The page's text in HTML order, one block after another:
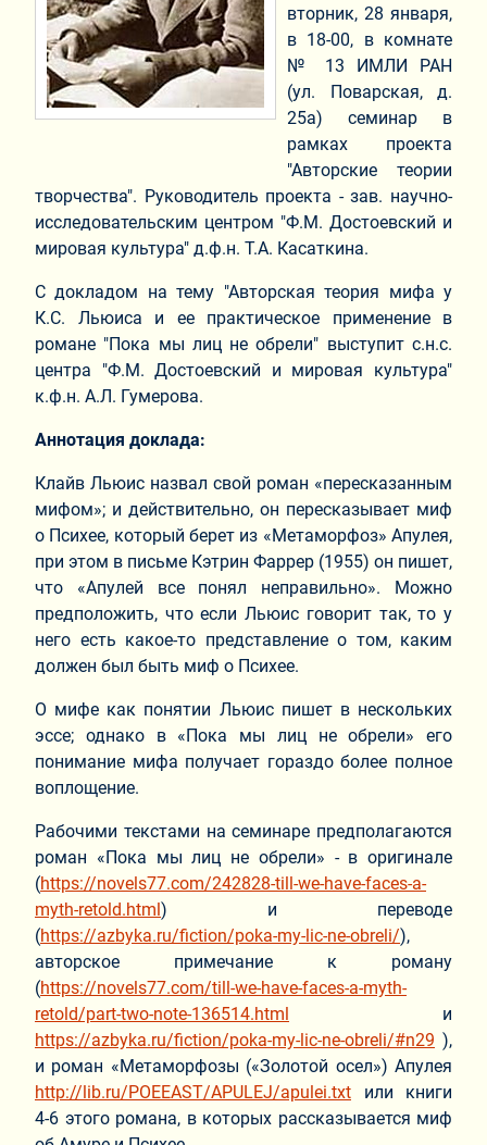
вторник, 28 января,
в 18-00, в комнате
№ 13 ИМЛИ РАН
(ул. Поварская, д.
25а) семинар в
рамках проекта
"Авторские теории
творчества". Руководитель проекта - зав. научно-
исследовательским центром "Ф.М. Достоевский и
мировая культура" д.ф.н. Т.А. Касаткина.
С докладом на тему "Авторская теория мифа у
К.С. Льюиса и ее практическое применение в
романе "Пока мы лиц не обрели" выступит с.н.с.
центра "Ф.М. Достоевский и мировая культура"
к.ф.н. А.Л. Гумерова.
Аннотация доклада:
Клайв Льюис назвал свой роман «пересказанным
мифом»; и действительно, он пересказывает миф
о Психее, который берет из «Метаморфоз» Апулея,
при этом в письме Кэтрин Фаррер (1955) он пишет,
что «Апулей все понял неправильно». Можно
предположить, что если Льюис говорит так, то у
него есть какое-то представление о том, каким
должен был быть миф о Психее.
О мифе как понятии Льюис пишет в нескольких
эссе; однако в «Пока мы лиц не обрели» его
понимание мифа получает гораздо более полное
воплощение.
Рабочими текстами на семинаре предполагаются
роман «Пока мы лиц не обрели» - в оригинале
(https://novels77.com/242828-till-we-have-faces-a-
myth-retold.html ) и переводе
(https://azbyka.ru/fiction/poka-my-lic-ne-obreli/),
авторское примечание к роману
(https://novels77.com/till-we-have-faces-a-myth-
retold/part-two-note-136514.html
и
https://azbyka.ru/fiction/poka-my-lic-ne-obreli/#n29 ),
и роман «Метаморфозы («Золотой осел») Апулея
http://lib.ru/POEEAST/APULEJ/apulei.txt или книги
4-6 этого романа, в которых рассказывается миф